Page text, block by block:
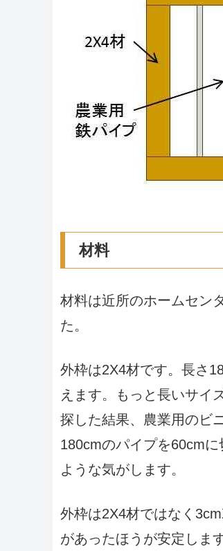
材料
材料は近所のホームセン
た。
外枠は2X4材です。長さ
えます。もっと長いサイ
探した結果、農業用のビ
180cmのパイプを60cm
ような気がします。
外枠は2X4材ではなく
があったほうが安定します